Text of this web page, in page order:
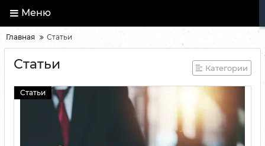
Меню
Главная Статьи
Статьи Категории
Статьи